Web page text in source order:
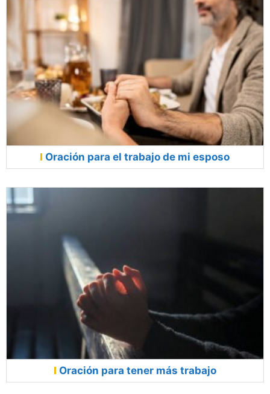
Oración para el trabajo de mi esposo
Oración para tener más trabajo